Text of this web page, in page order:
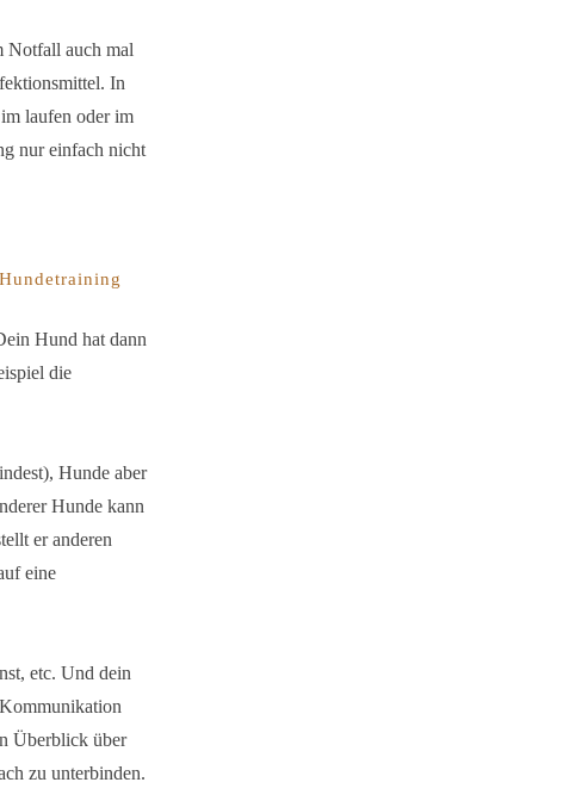
Notfall auch mal
In
laufen oder im
nur einfach nicht
Hund hat dann
die
Hunde aber
Hunde kann
er anderen
eine
etc. Und dein
Überblick über
zu unterbinden.